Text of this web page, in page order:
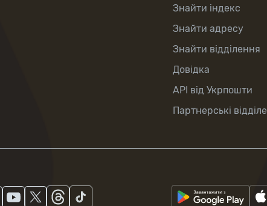
Знайти індекс
Знайти адресу
Знайти відділення
Довідка
API від Укрпошти
Партнерські